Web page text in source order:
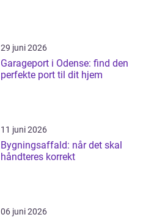
29 juni 2026
Garageport i Odense: find den
perfekte port til dit hjem
11 juni 2026
Bygningsaffald: når det skal
håndteres korrekt
06 juni 2026